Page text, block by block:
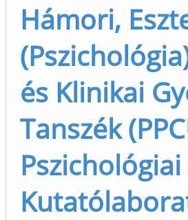
Hámori,
és Klinikai
Tanszék
Pszichológiai